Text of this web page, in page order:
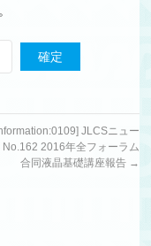
JLCSニュー
No.162 2016年全フォーラム
合同液晶基礎講座報告 →